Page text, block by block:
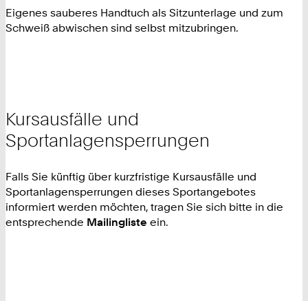
Eigenes sauberes Handtuch als Sitzunterlage und zum
Schweiß abwischen sind selbst mitzubringen.
Kursausfälle und
Sportanlagensperrungen
Falls Sie künftig über kurzfristige Kursausfälle und
Sportanlagensperrungen dieses Sportangebotes
informiert werden möchten, tragen Sie sich bitte in die
entsprechende Mailingliste ein.